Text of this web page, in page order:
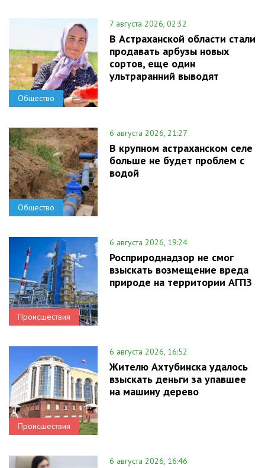
Общество
7 августа 2026, 02:32
В Астраханской области стали
продавать арбузы новых
сортов, еще один
ультраранний выводят
Общество
6 августа 2026, 21:27
В крупном астраханском селе
больше не будет проблем с
водой
Происшествия
6 августа 2026, 19:24
Росприроднадзор не смог
взыскать возмещение вреда
природе на территории АГПЗ
Происшествия
6 августа 2026, 16:52
Жителю Ахтубинска удалось
взыскать деньги за упавшее
на машину дерево
6 августа 2026, 16:46